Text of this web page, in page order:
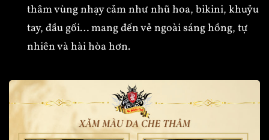
thâm vùng nhạy cảm như nhũ hoa, bikini, khuỷu
tay, đầu gối… mang đến vẻ ngoài sáng hồng, tự
nhiên và hài hòa hơn.